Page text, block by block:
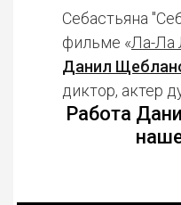
Себастьяна
фильме «Ла-Ла
Данил
диктор, актер
Работа